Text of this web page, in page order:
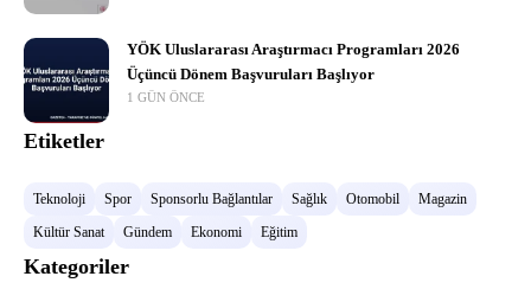
YÖK Uluslararası Araştırmacı Programları 2026
Üçüncü Dönem Başvuruları Başlıyor
1 GÜN ÖNCE
Etiketler
Teknoloji Spor Sponsorlu Bağlantılar Sağlık Otomobil
Magazin
Kültür Sanat
Gündem Ekonomi Eğitim
Kategoriler